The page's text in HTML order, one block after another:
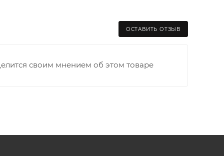
ОСТАВИТЬ ОТЗЫВ
своим мнением об этом товаре